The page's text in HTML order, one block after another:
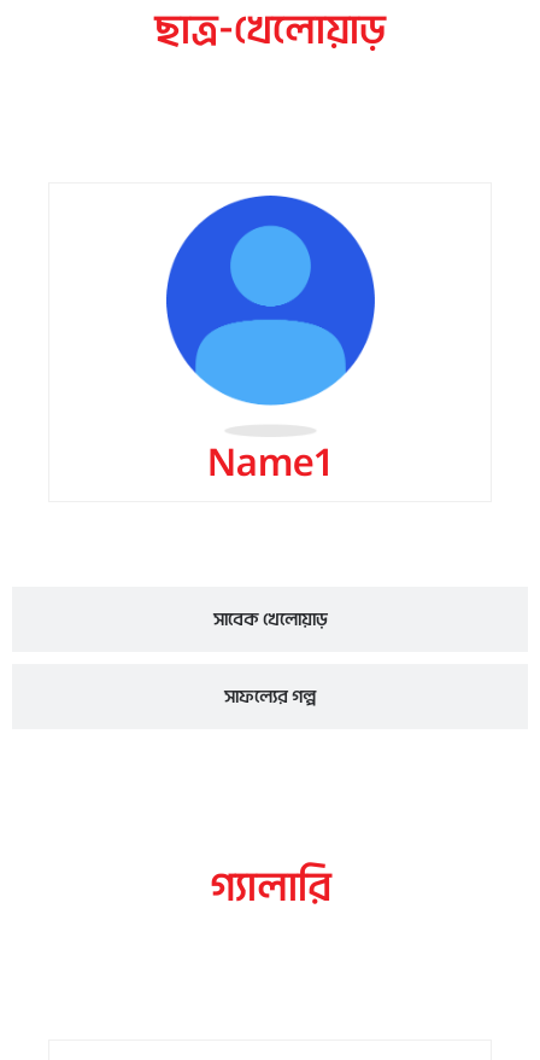
ছাত্র-খেলোয়াড়
সাবেক খেলোয়াড়
সাফল্যের গল্প
Name1
গ্যালারি